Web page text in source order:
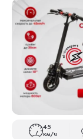
45
км/ч